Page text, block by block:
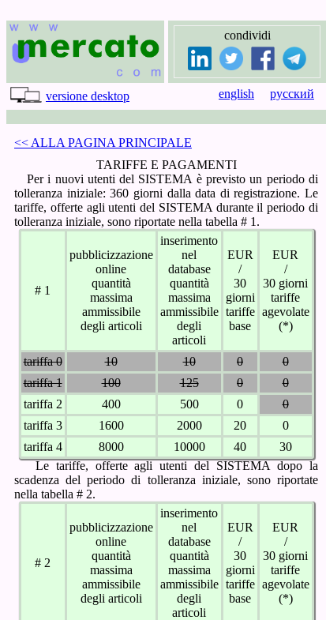
condividi
versione desktop english русский
<< ALLA PAGINA PRINCIPALE
TARIFFE E PAGAMENTI
Per i nuovi utenti del SISTEMA è previsto un periodo di
tolleranza iniziale: 360 giorni dalla data di registrazione. Le
tariffe, offerte agli utenti del SISTEMA durante il periodo di
tolleranza iniziale, sono riportate nella tabella # 1.
# 1
pubblicizzazione
online
quantità
massima
ammissibile
degli articoli
inserimento
nel
database
quantità
massima
ammissibile
degli
articoli
EUR
/
30
giorni
tariffe
base
EUR
/
30 giorni
tariffe
agevolate
(*)
tariffa 0 10 10 0
0
tariffa 1
100 125 0
0
tariffa 2
400 500 0
0
tariffa 3
1600 2000 20
0
tariffa 4
8000 10000 40
30
Le tariffe, offerte agli utenti del SISTEMA dopo la
scadenza del periodo di tolleranza iniziale, sono riportate
nella tabella # 2.
# 2
pubblicizzazione
online
quantità
massima
ammissibile
degli articoli
inserimento
nel
database
quantità
massima
ammissibile
degli
articoli
EUR
/
30
giorni
tariffe
base
EUR
/
30 giorni
tariffe
agevolate
(*)